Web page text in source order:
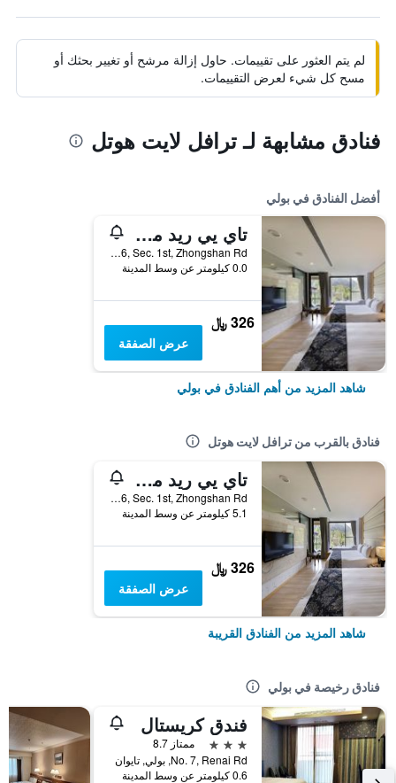
لم يتم العثور على تقييمات. حاول إزالة مرشح أو تغيير بحثك أو
مسح كل شيء لعرض التقييمات.
فنادق مشابهة لـ ترافل لايت هوتل
أفضل الفنادق في بولي
تاي يي ريد مابل ريزورت
No. 176, Sec. 1st, Zhongshan Rd, بولي, تايوان
0.0 كيلومتر عن وسط المدينة
326 ﷼
عرض الصفقة
شاهد المزيد من أهم الفنادق في بولي
فنادق بالقرب من ترافل لايت هوتل
تاي يي ريد مابل ريزورت
No. 176, Sec. 1st, Zhongshan Rd, بولي, تايوان
5.1 كيلومتر عن وسط المدينة
326 ﷼
عرض الصفقة
شاهد المزيد من الفنادق القريبة
فنادق رخيصة في بولي
فندق كريستال
3 نجوم
ممتاز 8.7
No. 7, Renai Rd, بولي, تايوان
0.6 كيلومتر عن وسط المدينة